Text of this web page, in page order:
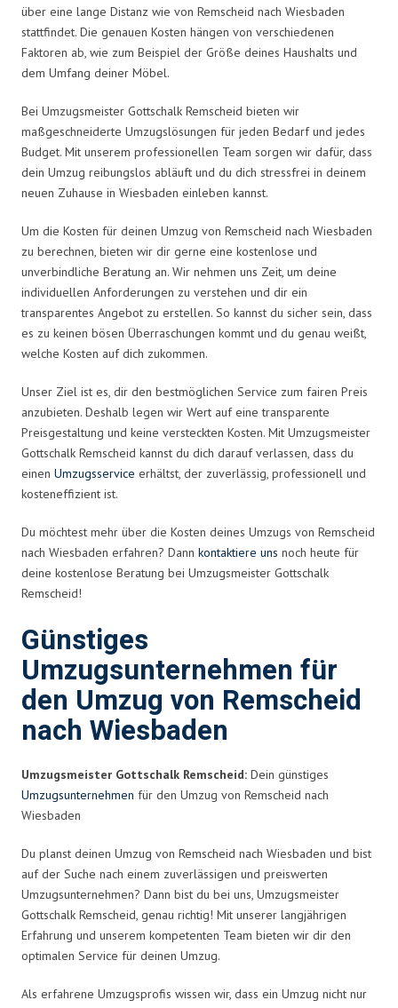
über eine lange Distanz wie von Remscheid nach Wiesbaden
stattfindet. Die genauen Kosten hängen von verschiedenen
Faktoren ab, wie zum Beispiel der Größe deines Haushalts und
dem Umfang deiner Möbel.
Bei Umzugsmeister Gottschalk Remscheid bieten wir
maßgeschneiderte Umzugslösungen für jeden Bedarf und jedes
Budget. Mit unserem professionellen Team sorgen wir dafür, dass
dein Umzug reibungslos abläuft und du dich stressfrei in deinem
neuen Zuhause in Wiesbaden einleben kannst.
Um die Kosten für deinen Umzug von Remscheid nach Wiesbaden
zu berechnen, bieten wir dir gerne eine kostenlose und
unverbindliche Beratung an. Wir nehmen uns Zeit, um deine
individuellen Anforderungen zu verstehen und dir ein
transparentes Angebot zu erstellen. So kannst du sicher sein, dass
es zu keinen bösen Überraschungen kommt und du genau weißt,
welche Kosten auf dich zukommen.
Unser Ziel ist es, dir den bestmöglichen Service zum fairen Preis
anzubieten. Deshalb legen wir Wert auf eine transparente
Preisgestaltung und keine versteckten Kosten. Mit Umzugsmeister
Gottschalk Remscheid kannst du dich darauf verlassen, dass du
einen Umzugsservice erhältst, der zuverlässig, professionell und
kosteneffizient ist.
Du möchtest mehr über die Kosten deines Umzugs von Remscheid
nach Wiesbaden erfahren? Dann kontaktiere uns noch heute für
deine kostenlose Beratung bei Umzugsmeister Gottschalk
Remscheid!
Günstiges
Umzugsunternehmen für
den Umzug von Remscheid
nach Wiesbaden
Umzugsmeister Gottschalk Remscheid: Dein günstiges
Umzugsunternehmen für den Umzug von Remscheid nach
Wiesbaden
Du planst deinen Umzug von Remscheid nach Wiesbaden und bist
auf der Suche nach einem zuverlässigen und preiswerten
Umzugsunternehmen? Dann bist du bei uns, Umzugsmeister
Gottschalk Remscheid, genau richtig! Mit unserer langjährigen
Erfahrung und unserem kompetenten Team bieten wir dir den
optimalen Service für deinen Umzug.
Als erfahrene Umzugsprofis wissen wir, dass ein Umzug nicht nur